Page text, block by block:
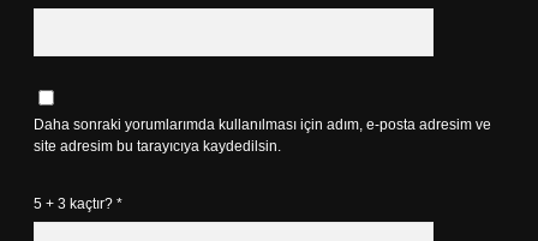
Daha sonraki yorumlarımda kullanılması için adım, e-posta adresim ve
site adresim bu tarayıcıya kaydedilsin.
5 + 3 kaçtır? *